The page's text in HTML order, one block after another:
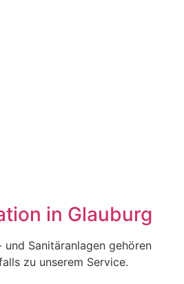
in Glauburg
und Sanitäranlagen gehören
zu unserem Service.